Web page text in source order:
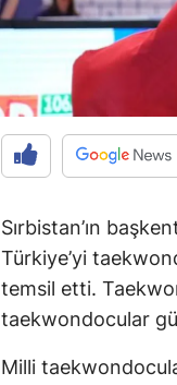
Sırbistan’ın
Türkiye’yi
temsil etti.
taekwondocular
Milli